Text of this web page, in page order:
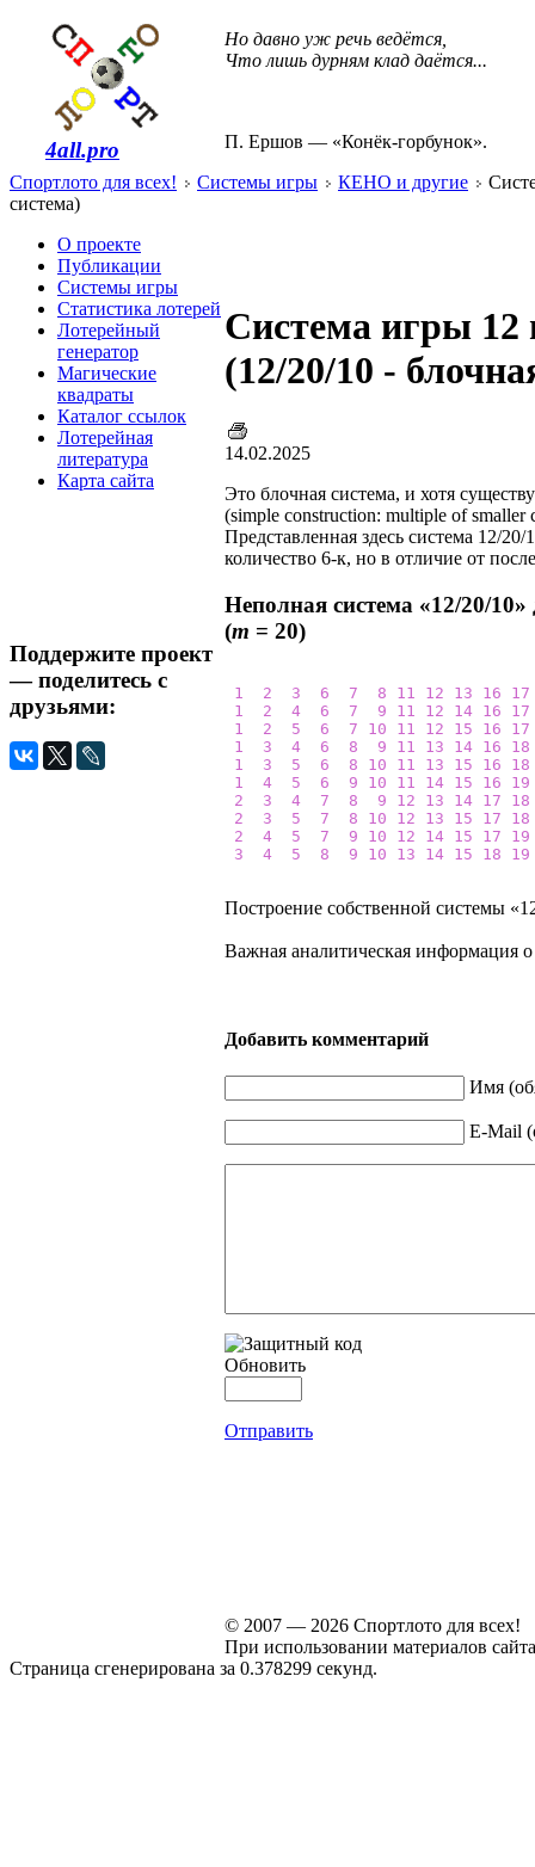
4all.pro
Но давно уж речь ведётся,
Что лишь дурням клад даётся...
П. Ершов — «Конёк-горбунок».
Спортлото для всех!
Системы игры КЕНО и другие
система)
О проекте
Публикации
Системы игры
Статистика лотерей
Лотерейный
генератор
Магические
квадраты
Каталог ссылок
Лотерейная
литература
Карта сайта
Поддержите проект
— поделитесь с
друзьями:
Система игры 12
(12/20/10 -
14.02.2025
Это блочная система, и хотя
(simple construction: multiple of
Представленная здесь система 12/
количество 6-к, но в отличие от
Неполная система «12/20/
(m = 20)
1 2 3 6 7 8 11 12 13 16
17
1
2 4 6 7 9 11 12 14 16
17
1
2 5 6 7 10 11 12 15 16
17
1
3 4 6 8 9 11 13 14 16
18
1
3 5 6 8 10 11 13 15 16
18
1
4 5 6 9 10 11 14 15 16
19
2
3 4 7 8 9 12 13 14 17
18
2
3 5 7 8 10 12 13 15 17
18
2
4 5 7 9 10 12 14 15 17
19
3
4 5 8 9 10 13 14 15 18 19
Построение собственной системы
Важная аналитическая информация о
Добавить комментарий
Имя
E-Mail
Обновить
Отправить
© 2007 — 2026 Спортлото для всех!
При использовании материалов
Страница сгенерирована за 0.378299 секунд.